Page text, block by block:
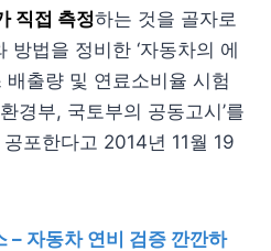
직접 측정하는 것을 골자로
방법을 정비한 ‘자동차의 에
출량 및 연료소비율 시험
경부, 국토부의 공동고시’를
포한다고 2014년 11월 19
– 자동차 연비 검증 깐깐하